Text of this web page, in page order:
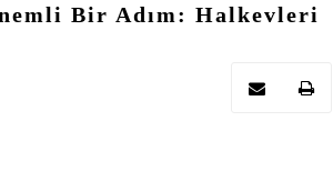
Bir Adım: Halkevleri